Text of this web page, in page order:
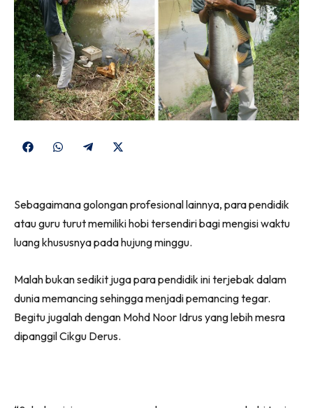
Share
Share
Share
(Twitter)
Sebagaimana golongan profesional lainnya, para pendidik
atau guru turut memiliki hobi tersendiri bagi mengisi waktu
luang khususnya pada hujung minggu.
Malah bukan sedikit juga para pendidik ini terjebak dalam
dunia memancing sehingga menjadi pemancing tegar.
Begitu jugalah dengan Mohd Noor Idrus yang lebih mesra
dipanggil Cikgu Derus.